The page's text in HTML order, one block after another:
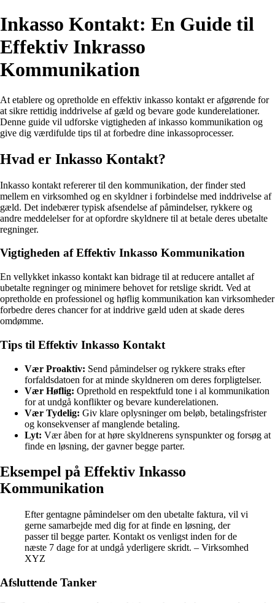
Inkasso Kontakt: En Guide til
Effektiv Inkrasso
Kommunikation
At etablere og opretholde en effektiv inkasso kontakt er afgørende for
at sikre rettidig inddrivelse af gæld og bevare gode kunderelationer.
Denne guide vil udforske vigtigheden af inkasso kommunikation og
give dig værdifulde tips til at forbedre dine inkassoprocesser.
Hvad er Inkasso Kontakt?
Inkasso kontakt refererer til den kommunikation, der finder sted
mellem en virksomhed og en skyldner i forbindelse med inddrivelse af
gæld. Det indebærer typisk afsendelse af påmindelser, rykkere og
andre meddelelser for at opfordre skyldnere til at betale deres ubetalte
regninger.
Vigtigheden af Effektiv Inkasso Kommunikation
En vellykket inkasso kontakt kan bidrage til at reducere antallet af
ubetalte regninger og minimere behovet for retslige skridt. Ved at
opretholde en professionel og høflig kommunikation kan virksomheder
forbedre deres chancer for at inddrive gæld uden at skade deres
omdømme.
Tips til Effektiv Inkasso Kontakt
Vær Proaktiv: Send påmindelser og rykkere straks efter
forfaldsdatoen for at minde skyldneren om deres forpligtelser.
Vær Høflig: Oprethold en respektfuld tone i al kommunikation
for at undgå konflikter og bevare kunderelationen.
Vær Tydelig: Giv klare oplysninger om beløb, betalingsfrister
og konsekvenser af manglende betaling.
Lyt: Vær åben for at høre skyldnerens synspunkter og forsøg at
finde en løsning, der gavner begge parter.
Eksempel på Effektiv Inkasso
Kommunikation
Efter gentagne påmindelser om den ubetalte faktura, vil vi
gerne samarbejde med dig for at finde en løsning, der
passer til begge parter. Kontakt os venligst inden for de
næste 7 dage for at undgå yderligere skridt. – Virksomhed
XYZ
Afsluttende Tanker